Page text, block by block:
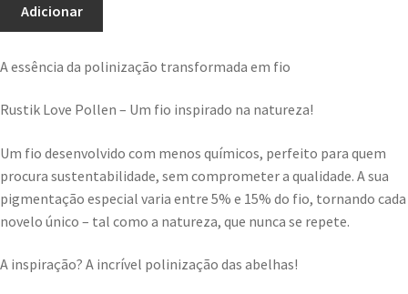
Adicionar
A essência da polinização transformada em fio
Rustik Love Pollen – Um fio inspirado na natureza!
Um fio desenvolvido com menos químicos, perfeito para quem
procura sustentabilidade, sem comprometer a qualidade. A sua
pigmentação especial varia entre 5% e 15% do fio, tornando cada
novelo único – tal como a natureza, que nunca se repete.
A inspiração? A incrível polinização das abelhas!